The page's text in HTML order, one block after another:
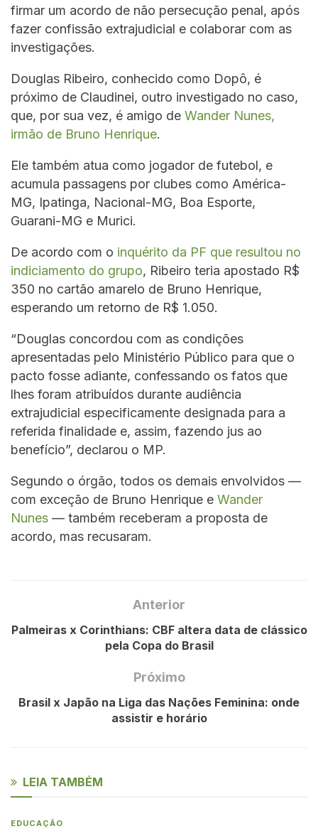
firmar um acordo de não persecução penal, após
fazer confissão extrajudicial e colaborar com as
investigações.
Douglas Ribeiro, conhecido como Dopô, é
próximo de Claudinei, outro investigado no caso,
que, por sua vez, é amigo de Wander Nunes,
irmão de Bruno Henrique.
Ele também atua como jogador de futebol, e
acumula passagens por clubes como América-
MG, Ipatinga, Nacional-MG, Boa Esporte,
Guarani-MG e Murici.
De acordo com o inquérito da PF que resultou no
indiciamento do grupo, Ribeiro teria apostado R$
350 no cartão amarelo de Bruno Henrique,
esperando um retorno de R$ 1.050.
“Douglas concordou com as condições
apresentadas pelo Ministério Público para que o
pacto fosse adiante, confessando os fatos que
lhes foram atribuídos durante audiência
extrajudicial especificamente designada para a
referida finalidade e, assim, fazendo jus ao
benefício”, declarou o MP.
Segundo o órgão, todos os demais envolvidos —
com exceção de Bruno Henrique e Wander
Nunes — também receberam a proposta de
acordo, mas recusaram.
Anterior
Palmeiras x Corinthians: CBF altera data de clássico
pela Copa do Brasil
Próximo
Brasil x Japão na Liga das Nações Feminina: onde
assistir e horário
LEIA TAMBÉM
EDUCAÇÃO